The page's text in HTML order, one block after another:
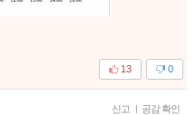
0
13
신고 | 공감 확인